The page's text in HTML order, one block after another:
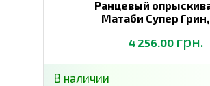
Ранцевый
Матаби Супер Грин,
4 256.00 грн.
В наличии